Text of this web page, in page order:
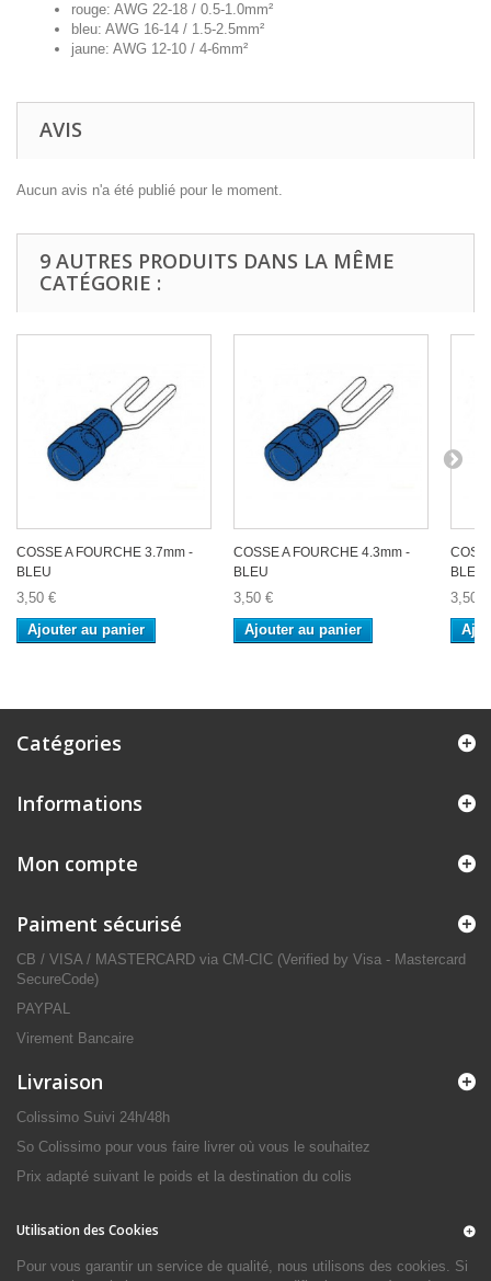
rouge: AWG 22-18 / 0.5-1.0mm²
bleu: AWG 16-14 / 1.5-2.5mm²
jaune: AWG 12-10 / 4-6mm²
AVIS
Aucun avis n'a été publié pour le moment.
9 AUTRES PRODUITS DANS LA MÊME
CATÉGORIE :
COSSE A FOURCHE 3.7mm -
BLEU
3,50 €
Ajouter au panier
COSSE A FOURCHE 4.3mm -
BLEU
3,50 €
Ajouter au panier
BLEU
3,50 €
Catégories
Informations
Mon compte
Paiment sécurisé
CB / VISA / MASTERCARD via CM-CIC (Verified by Visa - Mastercard
SecureCode)
PAYPAL
Virement Bancaire
Livraison
Colissimo Suivi 24h/48h
So Colissimo pour vous faire livrer où vous le souhaitez
Prix adapté suivant le poids et la destination du colis
Utilisation des Cookies
Pour vous garantir un service de qualité, nous utilisons des cookies. Si